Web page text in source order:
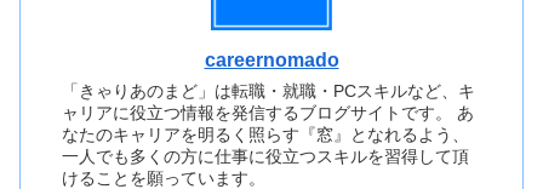
careernomado
「きゃりあのまど」は転職・就職・PCスキルなど、キ
ャリアに役立つ情報を発信するブログサイトです。 あ
なたのキャリアを明るく照らす『窓』となれるよう、
一人でも多くの方に仕事に役立つスキルを習得して頂
けることを願っています。